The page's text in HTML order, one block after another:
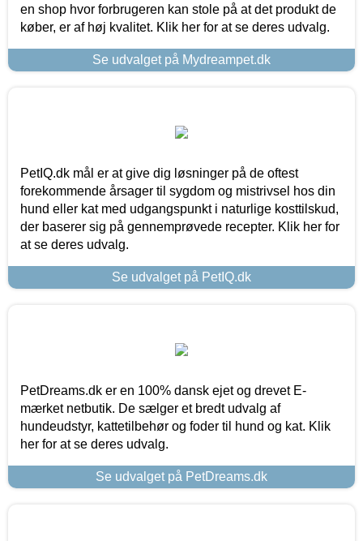
en shop hvor forbrugeren kan stole på at det produkt de
køber, er af høj kvalitet. Klik her for at se deres udvalg.
Se udvalget på Mydreampet.dk
PetIQ.dk mål er at give dig løsninger på de oftest
forekommende årsager til sygdom og mistrivsel hos din
hund eller kat med udgangspunkt i naturlige kosttilskud,
der baserer sig på gennemprøvede recepter. Klik her for
at se deres udvalg.
Se udvalget på PetIQ.dk
PetDreams.dk er en 100% dansk ejet og drevet E-
mærket netbutik. De sælger et bredt udvalg af
hundeudstyr, kattetilbehør og foder til hund og kat. Klik
her for at se deres udvalg.
Se udvalget på PetDreams.dk